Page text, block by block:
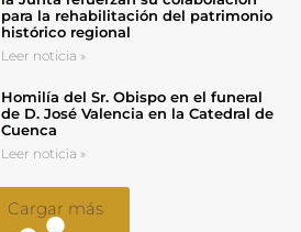
para la rehabilitación del patrimonio
histórico regional
Leer noticia »
Homilía del Sr. Obispo en el funeral
de D. José Valencia en la Catedral de
Cuenca
Leer noticia »
Cargar más